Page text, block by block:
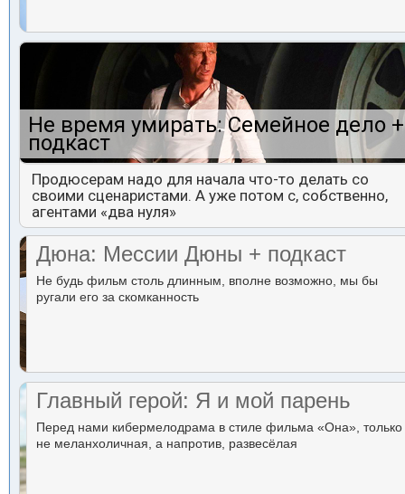
Не время умирать: Семейное дело +
подкаст
Продюсерам надо для начала что-то делать со
своими сценаристами. А уже потом с, собственно,
агентами «два нуля»
Дюна: Мессии Дюны + подкаст
Не будь фильм столь длинным, вполне возможно, мы бы
ругали его за скомканность
Главный герой: Я и мой парень
Перед нами кибермелодрама в стиле фильма «Она», только
не меланхоличная, а напротив, развесёлая